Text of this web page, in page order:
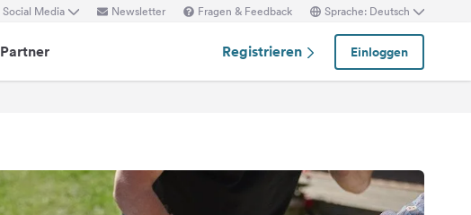
Social Media Newsletter Fragen & Feedback Sprache: Deutsch
Partner Registrieren Einloggen